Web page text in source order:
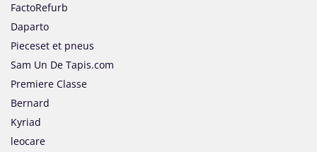
FactoRefurb
Daparto
Pieceset et pneus
Sam Un De Tapis.com
Premiere Classe
Bernard
Kyriad
leocare